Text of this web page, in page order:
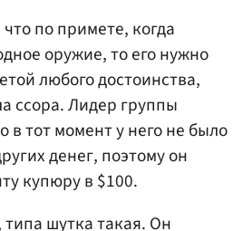
по примете, когда
оружие, то его нужно
любого достоинства,
ссора. Лидер группы
в тот момент у него не было
денег, поэтому он
купюру в $100.
шутка такая. Он